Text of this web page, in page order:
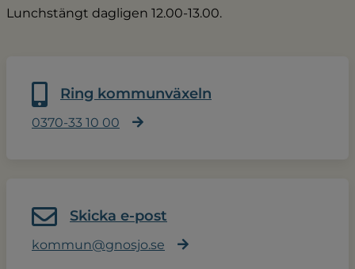
Lunchstängt dagligen 12.00-13.00.
Ring kommunväxeln
0370-33 10 00
Skicka e-post
kommun@gnosjo.se